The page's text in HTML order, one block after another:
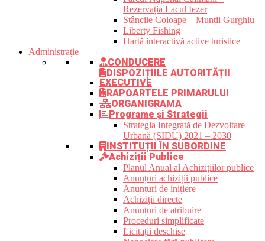
Rezervația Lacul Iezer
Stâncile Coloape – Munții Gurghiu
Liberty Fishing
Hartă interactivă active turistice
Administrație
CONDUCERE
DISPOZIȚIILE AUTORITĂȚII
EXECUTIVE
RAPOARTELE PRIMARULUI
ORGANIGRAMA
Programe și Strategii
Strategia Integrată de Dezvoltare
Urbană (SIDU) 2021 – 2030
INSTITUȚII ÎN SUBORDINE
Achiziții Publice
Planul Anual al Achizițiilor publice
Anunțuri achiziții publice
Anunțuri de inițiere
Achiziții directe
Anunțuri de atribuire
Proceduri simplificate
Licitații deschise